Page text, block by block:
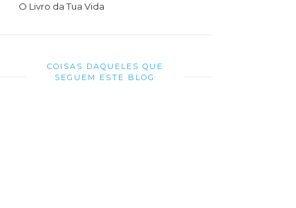
O Livro da Tua Vida
COISAS DAQUELES QUE
SEGUEM ESTE BLOG